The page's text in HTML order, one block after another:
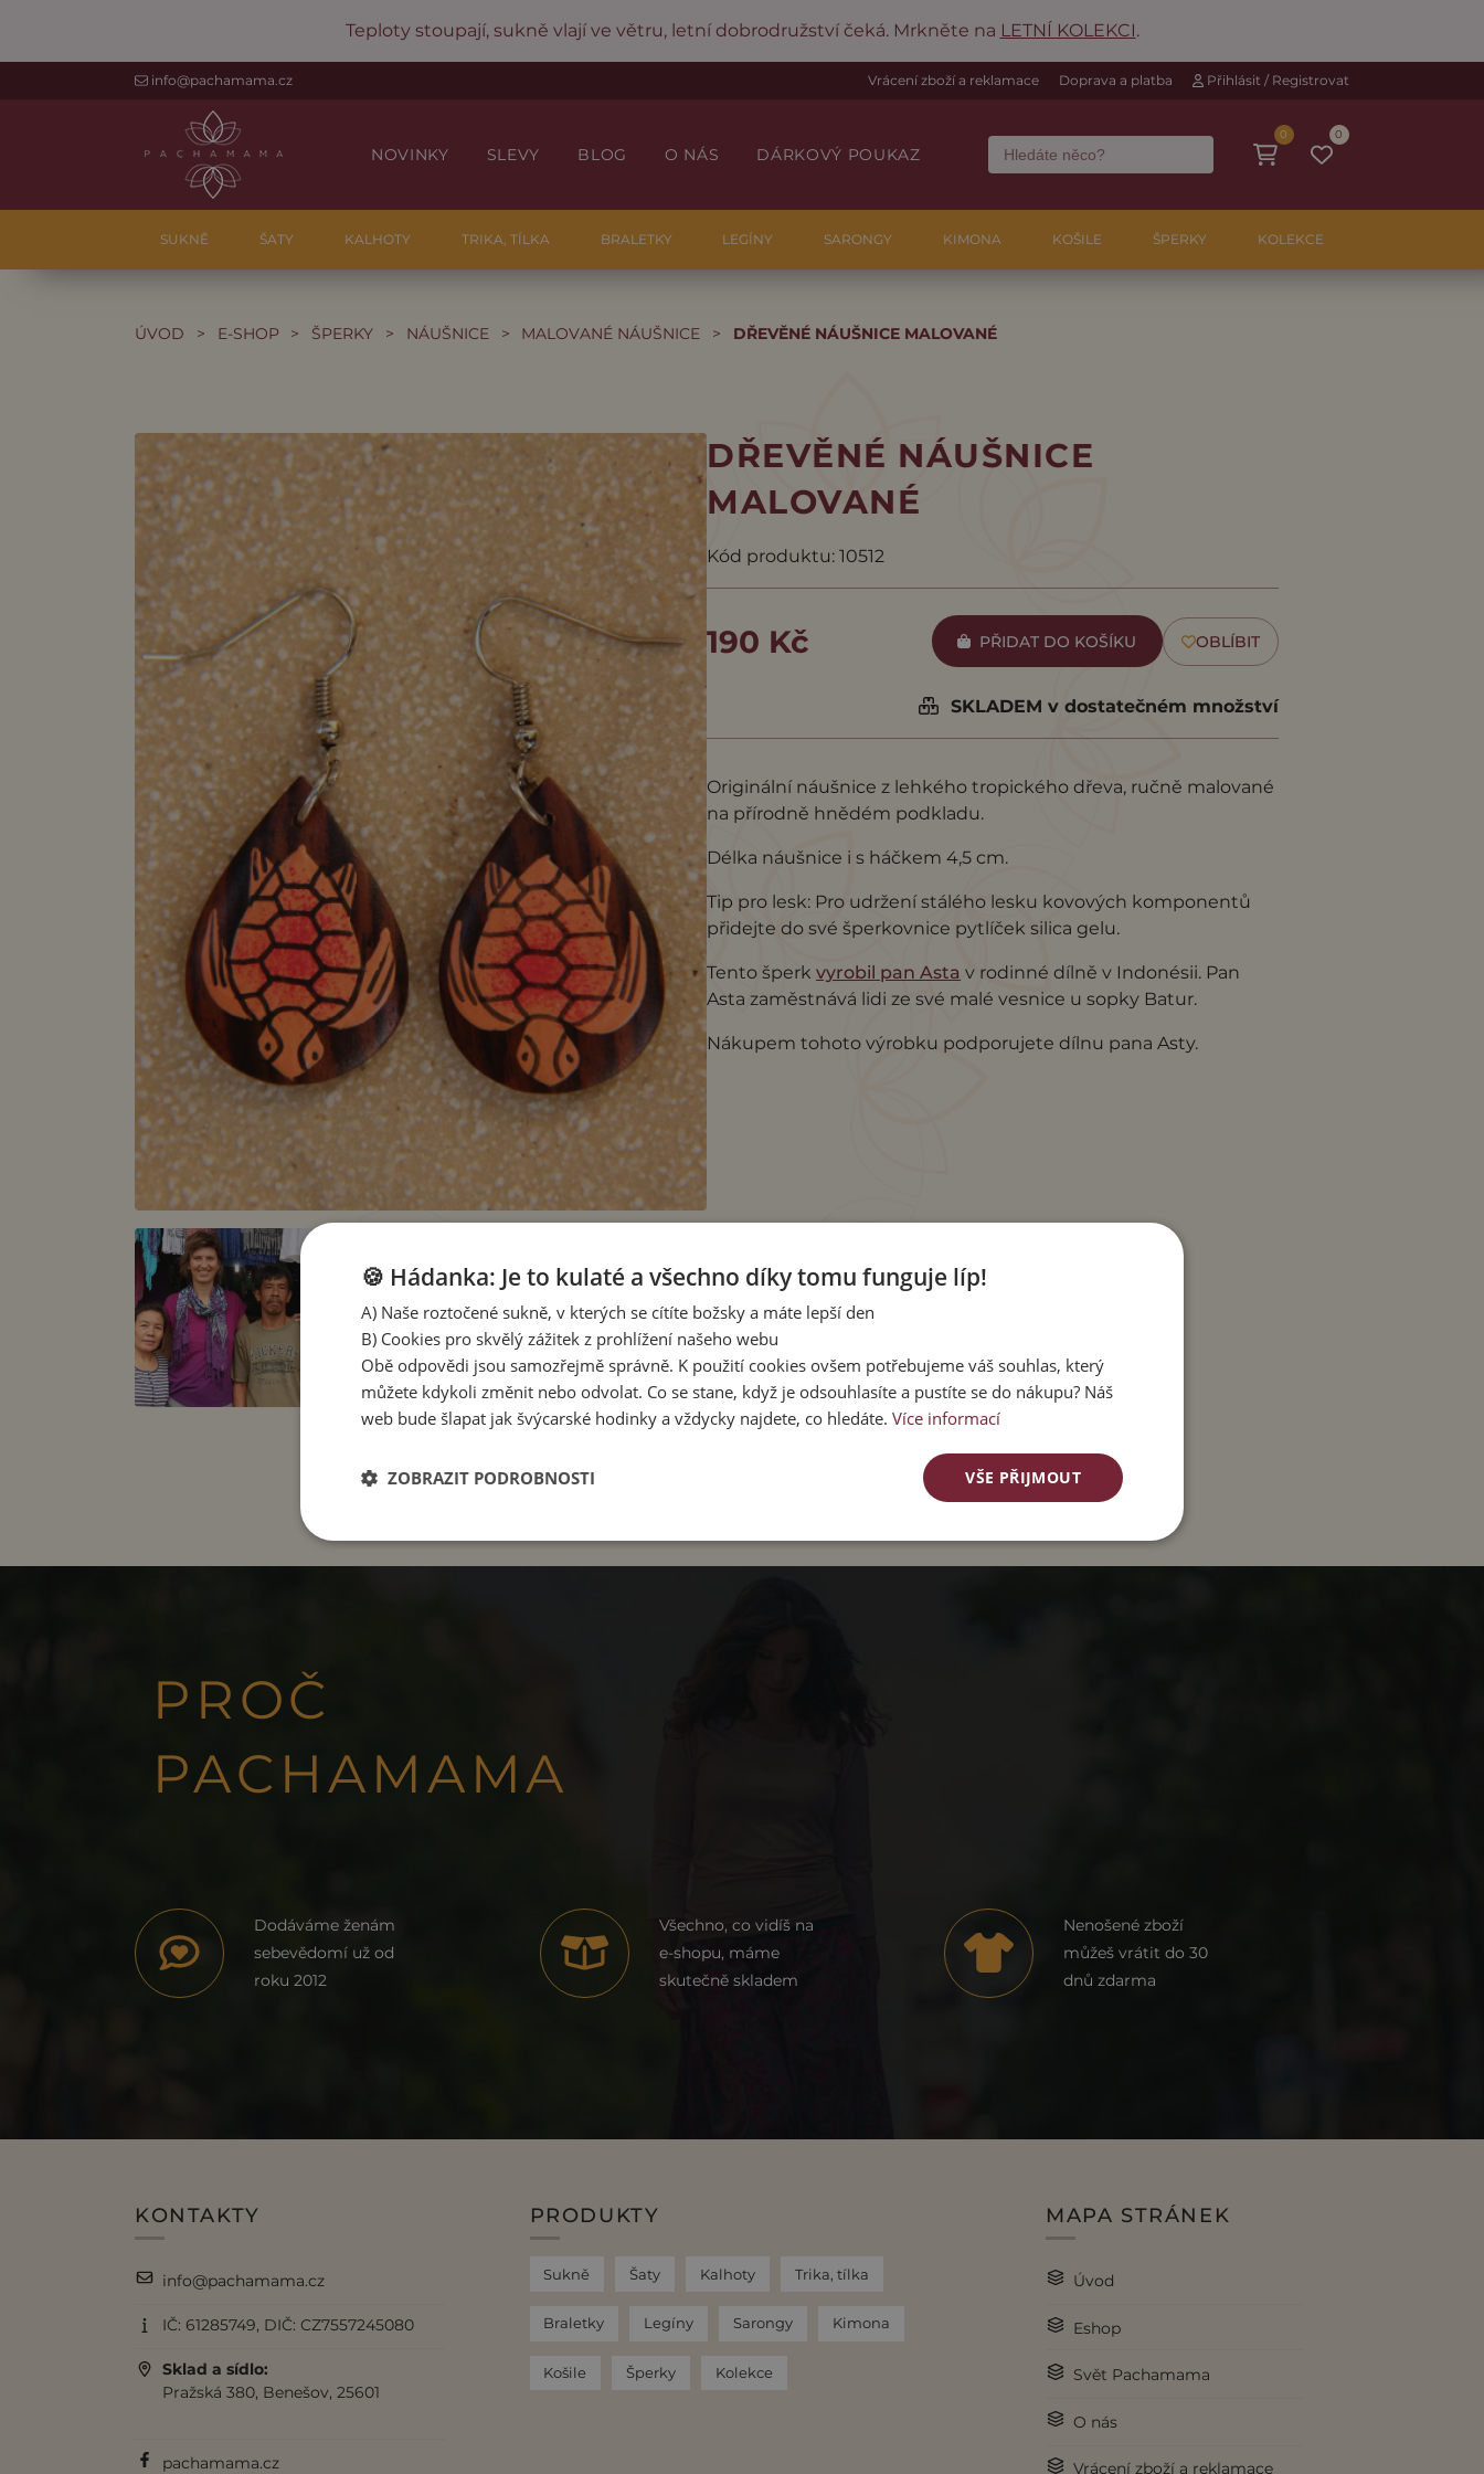
Teploty stoupají, sukně vlají ve větru, letní dobrodružství čeká. Mrkněte na LETNÍ KOLEKCI.
info@pachamama.cz Přihlásit / Registrovat
Vrácení zboží a reklamace Doprava a platba
NOVINKY SLEVY BLOG O NÁS DÁRKOVÝ POUKAZ
0
0
SUKNĚ ŠATY KALHOTY TRIKA, TÍLKA BRALETKY LEGÍNY SARONGY KIMONA KOŠILE ŠPERKY KOLEKCE
ÚVOD > E-SHOP > ŠPERKY > NÁUŠNICE > MALOVANÉ NÁUŠNICE > DŘEVĚNÉ NÁUŠNICE MALOVANÉ
DŘEVĚNÉ NÁUŠNICE
MALOVANÉ
Kód produktu: 10512
190 Kč PŘIDAT DO KOŠÍKU OBLÍBIT
SKLADEM v dostatečném množství
Originální náušnice z lehkého tropického dřeva, ručně malované
na přírodně hnědém podkladu.
Délka náušnice i s háčkem 4,5 cm.
Tip pro lesk: Pro udržení stálého lesku kovových komponentů
přidejte do své šperkovnice pytlíček silica gelu.
Tento šperk vyrobil pan Asta v rodinné dílně v Indonésii. Pan
Asta zaměstnává lidi ze své malé vesnice u sopky Batur.
Nákupem tohoto výrobku podporujete dílnu pana Asty.
PROČ
PACHAMAMA
Dodáváme ženám
sebevědomí už od
roku 2012
Všechno, co vidíš na
e-shopu, máme
skutečně skladem
Nenošené zboží
můžeš vrátit do 30
dnů zdarma
KONTAKTY
info@pachamama.cz
IČ: 61285749, DIČ: CZ7557245080
Sklad a sídlo:
Pražská 380, Benešov, 25601
pachamama.cz
PRODUKTY
Sukně Šaty Kalhoty Trika, tílka
Braletky Legíny Sarongy Kimona
Košile Šperky Kolekce
MAPA STRÁNEK
Úvod
Eshop
Svět Pachamama
O nás
Vrácení zboží a reklamace
🍪 Hádanka: Je to kulaté a všechno díky tomu funguje líp!
A) Naše roztočené sukně, v kterých se cítíte božsky a máte lepší den
B) Cookies pro skvělý zážitek z prohlížení našeho webu
Obě odpovědi jsou samozřejmě správně. K použití cookies ovšem potřebujeme váš souhlas, který
můžete kdykoli změnit nebo odvolat. Co se stane, když je odsouhlasíte a pustíte se do nákupu? Náš
web bude šlapat jak švýcarské hodinky a vždycky najdete, co hledáte. Více informací
VŠE PŘIJMOUT
ZOBRAZIT PODROBNOSTI